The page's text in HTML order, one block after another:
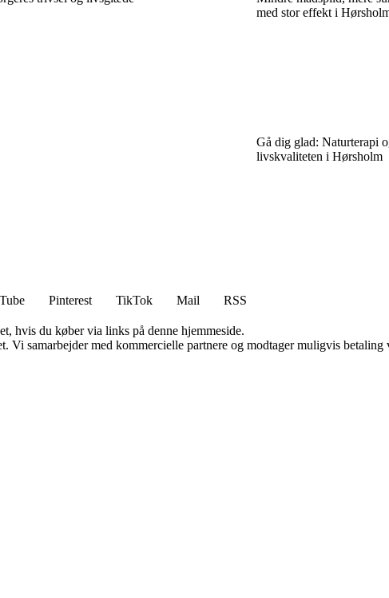
med stor effekt i
Gå dig glad: Naturterapi
livskvaliteten i Hørsholm
Pinterest TikTok Mail
RSS
hvis du køber via links på denne hjemmeside.
Vi samarbejder med kommercielle partnere og modtager muligvis